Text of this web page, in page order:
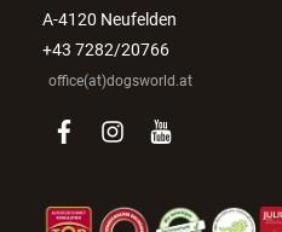
A-4120 Neufelden
+43 7282/20766
office(at)dogsworld.at
facebook
instagram
youtube